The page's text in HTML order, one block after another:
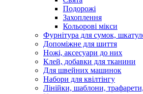
Подорожі
Захоплення
Кольорові мікси
Фурнітура для сумок,
Допоміжне для шиття
Ножі, аксесуари до них
Клей, добавки для тканини
Для швейних машинок
Набори для квілтінгу
Лінійки, шаблони,